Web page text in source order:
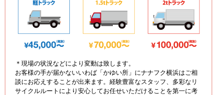
＊現場の状況などにより変動は致します。
お客様の手が届かないいわば「かゆい所」にナナフク横浜はご相
談にお応えすることが出来ます。経験豊富なスタッフ、多彩なリ
サイクルルートにより安心してお任せいただけることを第一に考